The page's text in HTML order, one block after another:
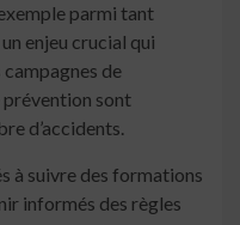
parmi tant
enjeu crucial qui
campagnes de
prévention sont
d’accidents.
à suivre des formations
informés des règles